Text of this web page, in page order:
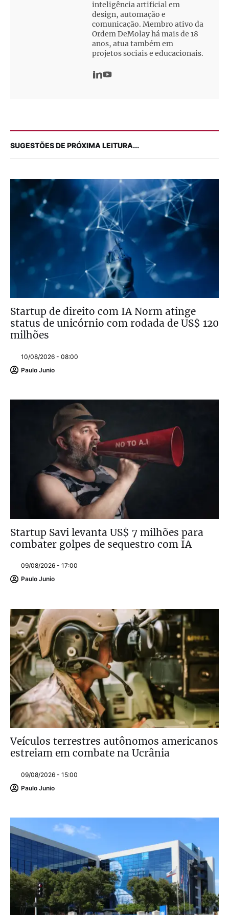
inteligência artificial em
design, automação e
comunicação. Membro ativo da
Ordem DeMolay há mais de 18
anos, atua também em
projetos sociais e educacionais.
SUGESTÕES DE PRÓXIMA LEITURA...
Startup de direito com IA Norm atinge
status de unicórnio com rodada de US$ 120
milhões
10/08/2026 - 08:00
Paulo Junio
Startup Savi levanta US$ 7 milhões para
combater golpes de sequestro com IA
09/08/2026 - 17:00
Paulo Junio
Veículos terrestres autônomos americanos
estreiam em combate na Ucrânia
09/08/2026 - 15:00
Paulo Junio